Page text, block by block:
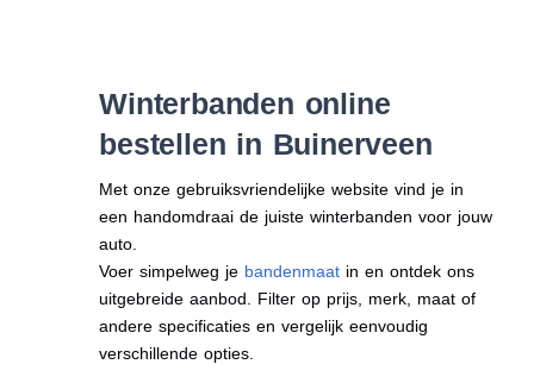
Winterbanden online
bestellen in Buinerveen
Met onze gebruiksvriendelijke website vind je in
een handomdraai de juiste winterbanden voor jouw
auto.
Voer simpelweg je bandenmaat in en ontdek ons
uitgebreide aanbod. Filter op prijs, merk, maat of
andere specificaties en vergelijk eenvoudig
verschillende opties.